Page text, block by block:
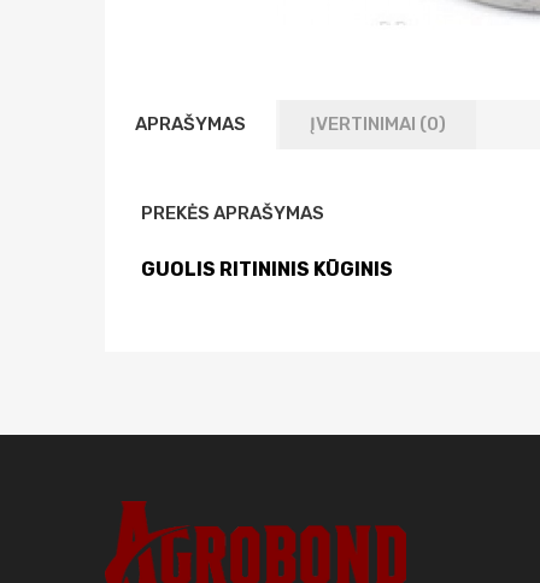
APRAŠYMAS ĮVERTINIMAI (0)
PREKĖS APRAŠYMAS
GUOLIS RITININIS KŪGINIS